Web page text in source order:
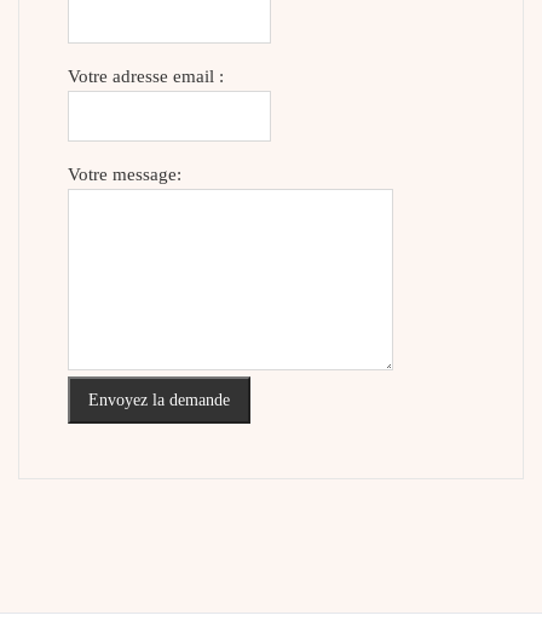
Votre adresse email :
Votre message:
Envoyez la demande